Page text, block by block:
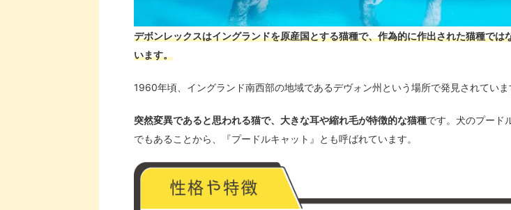
デボンレックスはイングランドを原産国とする猫種で、作為的に作出された猫種では
います。
1960年頃、イングランド南西部の地域であるデヴォン州という場所で発見されていま
突然変異であると思われる猫で、大きな耳や縮れ毛が特徴的な猫種です。犬のプード
でもあることから、『プードルキャット』とも呼ばれています。